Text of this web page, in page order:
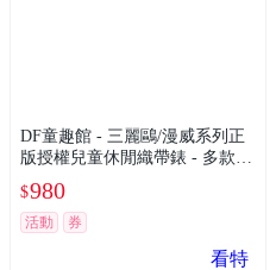
DF童趣館 - 三麗鷗/漫威系列正
版授權兒童休閒織帶錶 - 多款可
$980
活動 券
看特